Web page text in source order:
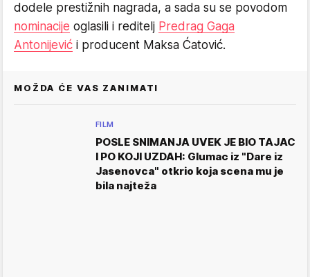
dodele prestižnih nagrada, a sada su se povodom
nominacije oglasili i reditelj Predrag Gaga
Antonijević i producent Maksa Ćatović.
MOŽDA ĆE VAS ZANIMATI
FILM
POSLE SNIMANJA UVEK JE BIO TAJAC
I PO KOJI UZDAH: Glumac iz "Dare iz
Jasenovca" otkrio koja scena mu je
bila najteža